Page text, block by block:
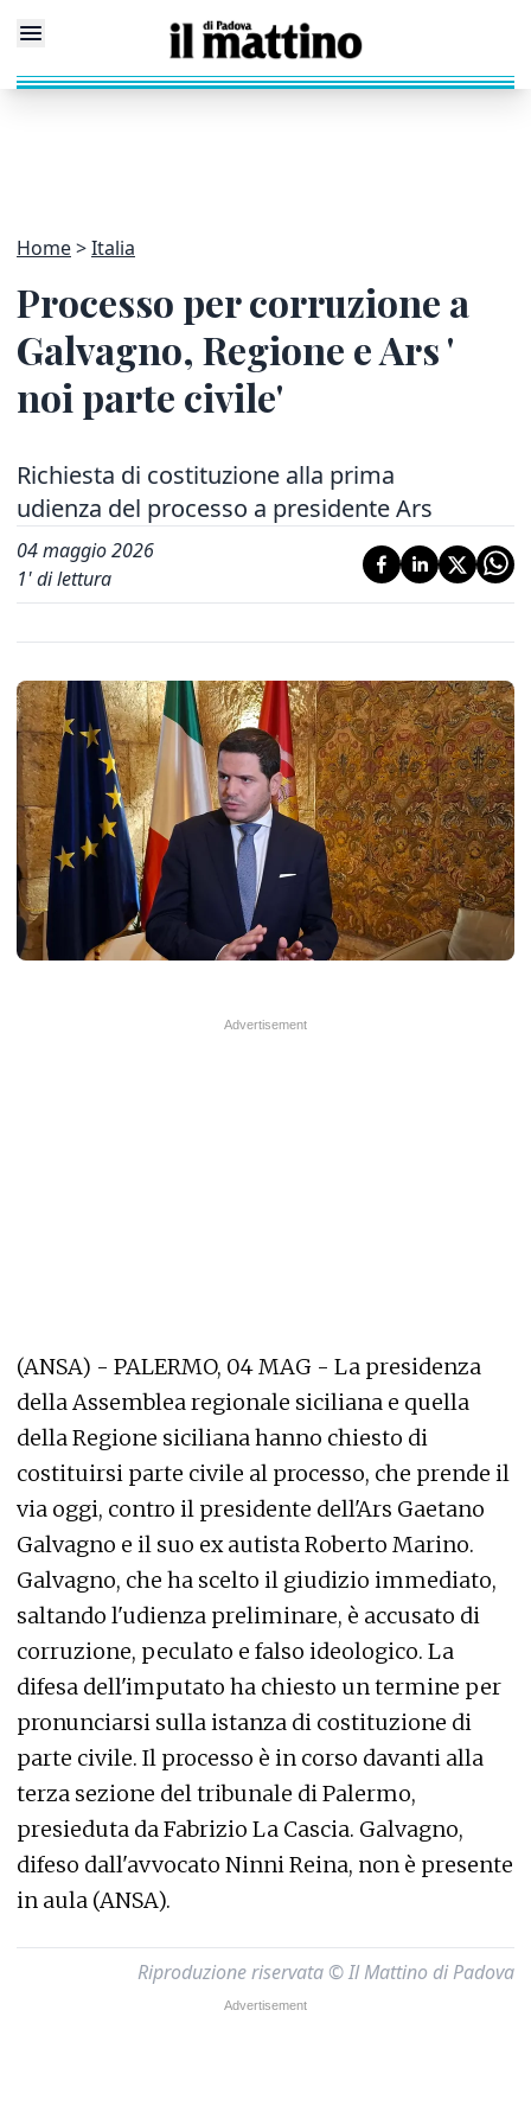
Home Italia
Processo per corruzione a
Galvagno, Regione e Ars '
noi parte civile'
Richiesta di costituzione alla prima
udienza del processo a presidente Ars
04 maggio 2026
1' di lettura
(ANSA) - PALERMO, 04 MAG - La presidenza
della Assemblea regionale siciliana e quella
della Regione siciliana hanno chiesto di
costituirsi parte civile al processo, che prende il
via oggi, contro il presidente dell'Ars Gaetano
Galvagno e il suo ex autista Roberto Marino.
Galvagno, che ha scelto il giudizio immediato,
saltando l'udienza preliminare, è accusato di
corruzione, peculato e falso ideologico. La
difesa dell'imputato ha chiesto un termine per
pronunciarsi sulla istanza di costituzione di
parte civile. Il processo è in corso davanti alla
terza sezione del tribunale di Palermo,
presieduta da Fabrizio La Cascia. Galvagno,
difeso dall'avvocato Ninni Reina, non è presente
in aula (ANSA).
Riproduzione riservata © Il Mattino di Padova